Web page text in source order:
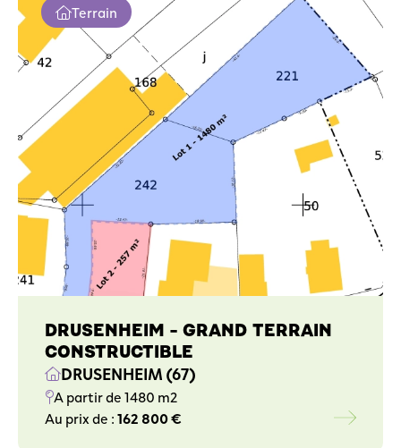
Terrain
DRUSENHEIM - GRAND TERRAIN
CONSTRUCTIBLE
DRUSENHEIM (67)
A partir de 1480 m2
Au prix de :162 800 €